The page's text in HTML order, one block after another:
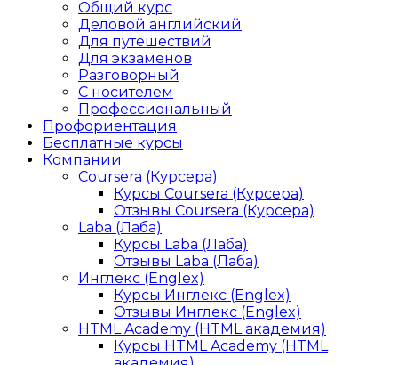
Общий курс
Деловой английский
Для путешествий
Для экзаменов
Разговорный
С носителем
Профессиональный
Профориентация
Бесплатные курсы
Компании
Coursera (Курсера)
Курсы Coursera (Курсера)
Отзывы Coursera (Курсера)
Laba (Лаба)
Курсы Laba (Лаба)
Отзывы Laba (Лаба)
Инглекс (Englex)
Курсы Инглекс (Englex)
Отзывы Инглекс (Englex)
HTML Academy (HTML академия)
Курсы HTML Academy (HTML